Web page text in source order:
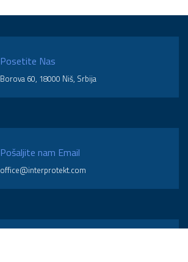
Posetite Nas
Borova 60, 18000 Niš, Srbija
Pošaljite nam Email
office@interprotekt.com